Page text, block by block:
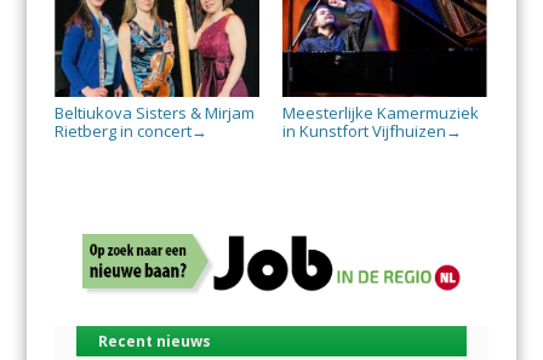
Beltiukova Sisters & Mirjam
Rietberg in concert→
Meesterlijke Kamermuziek
in Kunstfort Vijfhuizen →
Recent nieuws